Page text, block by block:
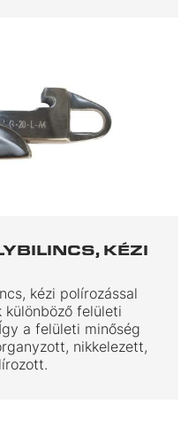
KÉZI
kézi polírozással
felületi
a felületi minőség
nikkelezett,